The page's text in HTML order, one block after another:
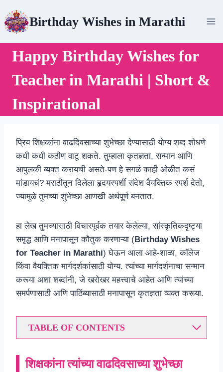
to
content
Birthday Wishes in Marathi
Happy Birthday Wishes for
Teacher in Marathi | Short &
Inspirational
प्रिय शिक्षकांना वाढदिवसाच्या शुभेच्छा देण्यासाठी योग्य शब्द शोधणे
कधी कधी कठीण वाटू शकते. तुम्हाला कृतज्ञता, सन्मान आणि
आपुलकी व्यक्त करायची असते-पण हे सगळं काही ओळीत कसं
मांडायचं? मराठीतून दिलेला हृदयस्पर्शी संदेश वैयक्तिक स्पर्श देतो,
ज्यामुळे तुमच्या शुभेच्छा आणखी अर्थपूर्ण बनतात.
हा लेख तुमच्यासाठी विचारपूर्वक तयार केलेल्या, सांस्कृतिकदृष्ट्या
समृद्ध आणि मनापासून कौतुक करणाऱ्या (Birthday Wishes
for Teacher in Marathi) घेऊन आला आहे-शाळा, कॉलेज
किंवा वैयक्तिक मार्गदर्शकांसाठी योग्य. त्यांच्या मार्गदर्शनाचा सन्मान
करूया अशा शब्दांनी, जे खरोखर महत्त्वाचे आहेत आणि त्यांच्या
समर्पणासाठी आणि पाठिंब्यासाठी मनापासून कृतज्ञता व्यक्त करूया.
TABLE OF CONTENTS
शिक्षकांना त्यांच्या वाढदिवसाच्या शुभेच्छा